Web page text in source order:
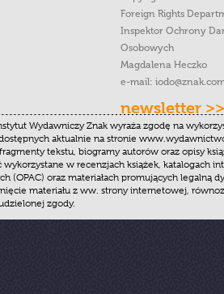
Foreign Rights
Inspektor Ochrony
Osobowych
Magdalena Heczko
e-mail:
newsletter >>
Wydawniczy Znak wyraża zgodę na
aktualnie na stronie
tekstu, biogramy autorów oraz opisy
wykorzystane w recenzjach książek, katalogach
(OPAC) oraz materiałach promujących legalną
materiału z ww. strony internetowej,
zgody.